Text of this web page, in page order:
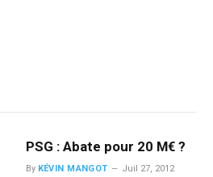
PSG : Abate pour 20 M€ ?
By KÉVIN MANGOT Juil 27, 2012